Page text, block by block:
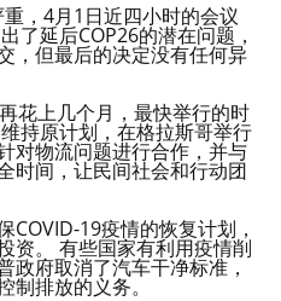
，4月1日近四小时的会议
了延后COP26的潜在问题，
，但最后的决定没有任何异
花上几个月，最快举行的时
持原计划，在格拉斯哥举行
对物流问题进行合作，并与
时间，让民间社会和行动团
COVID-19疫情的恢复计划，
资。 有些国家有利用疫情削
政府取消了汽车干净标准，
制排放的义务。